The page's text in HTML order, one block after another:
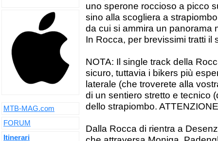
uno sperone roccioso a picco
sino alla scogliera a
da cui si ammira un panorama
In Rocca, per brevissimi tratti il
NOTA: Il single track della
sicuro, tuttavia i bikers più
laterale (che troverete alla
di un sentiero stretto e tecnico
dello strapiombo.
Dalla Rocca di rientra a
MTB-MAG.com
FORUM
Itinerari